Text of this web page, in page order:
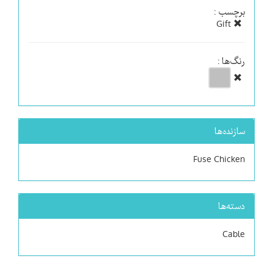
برچسب :
رنگ‌ها :
سازنده‌ها
Fuse Chicken
دسته‌ها
Cable